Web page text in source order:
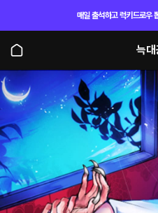
매일 출석하고 럭키드로우
늑대